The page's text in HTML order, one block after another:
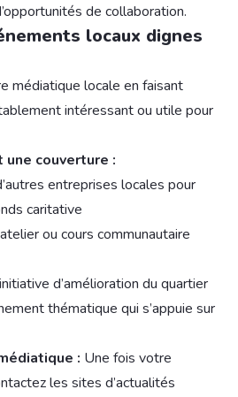
de collaboration.
locaux dignes
médiatique locale en faisant
intéressant ou utile pour
couverture :
entreprises locales pour
caritative
ou cours communautaire
d’amélioration du quartier
thématique qui s’appuie sur
: Une fois votre
les sites d’actualités